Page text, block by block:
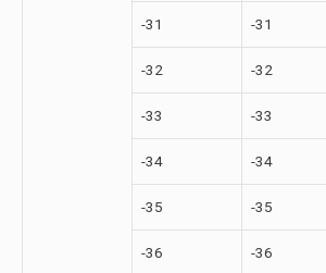
-31 -31
-32 -32
-33 -33
-34 -34
-35 -35
-36 -36